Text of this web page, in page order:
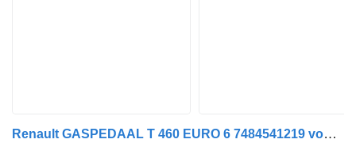
Renault GASPEDAAL T 460 EURO 6 7484541219 voor vrachtwagen